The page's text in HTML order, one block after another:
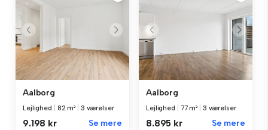
Aalborg
Lejlighed 82 m² 3 værelser
9.198 kr Se mere
Aalborg
Lejlighed 77 m² 3 værelser
8.895 kr Se mere